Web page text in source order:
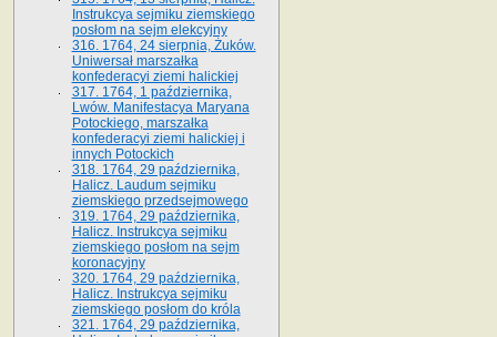
Instrukcya sejmiku ziemskiego
posłom na sejm elekcyjny
316. 1764, 24 sierpnia, Żuków.
Uniwersał marszałka
konfederacyi ziemi halickiej
317. 1764, 1 października,
Lwów. Manifestacya Maryana
Potockiego, marszałka
konfederacyi ziemi halickiej i
innych Potockich
318. 1764, 29 października,
Halicz. Laudum sejmiku
ziemskiego przedsejmowego
319. 1764, 29 października,
Halicz. Instrukcya sejmiku
ziemskiego posłom na sejm
koronacyjny
320. 1764, 29 października,
Halicz. Instrukcya sejmiku
ziemskiego posłom do króla
321. 1764, 29 października,